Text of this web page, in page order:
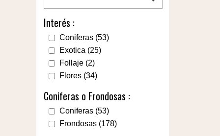
Interés :
Coniferas (53)
Exotica (25)
Follaje (2)
Flores (34)
Coniferas o Frondosas :
Coniferas (53)
Frondosas (178)